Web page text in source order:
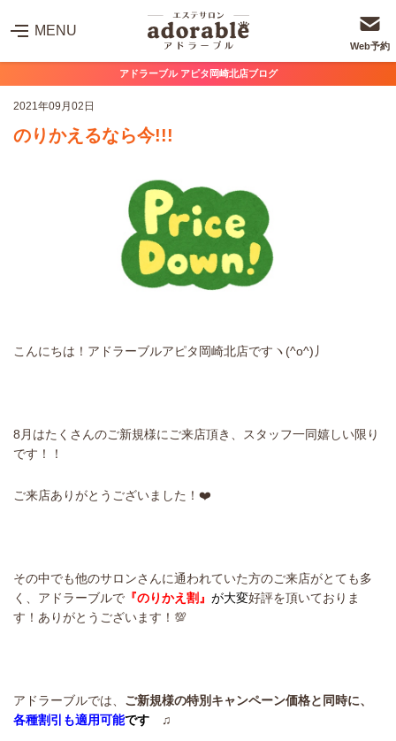
アドラーブル アピタ岡崎北店ブログ
MENU
Web予約
2021年09月02日
のりかえるなら今!!!
こんにちは！アドラーブルアピタ岡崎北店ですヽ(^o^)丿
8月はたくさんのご新規様にご来店頂き、スタッフ一同嬉しい限り
です！！
ご来店ありがとうございました！❤️
その中でも他のサロンさんに通われていた方のご来店がとても多
く、アドラーブルで 『のりかえ割』 が大変好評を頂いておりま
す！ありがとうございます！💯
アドラーブルでは、 ご新規様の特別キャンペーン価格と同時に、
各種割引も適用可能です ♫